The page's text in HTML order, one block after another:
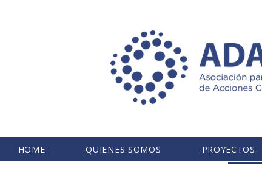
HOME QUIENES SOMOS PROYECTOS